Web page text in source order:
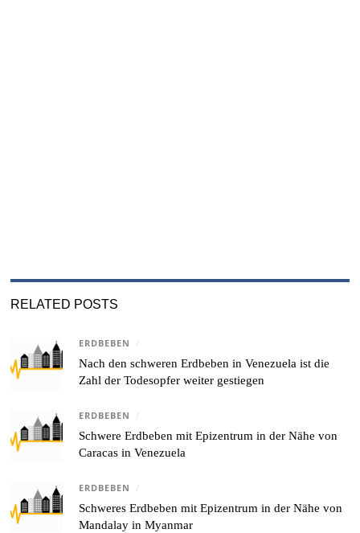
RELATED POSTS
ERDBEBEN /
Nach den schweren Erdbeben in Venezuela ist die
Zahl der Todesopfer weiter gestiegen
ERDBEBEN /
Schwere Erdbeben mit Epizentrum in der Nähe von
Caracas in Venezuela
ERDBEBEN /
Schweres Erdbeben mit Epizentrum in der Nähe von
Mandalay in Myanmar